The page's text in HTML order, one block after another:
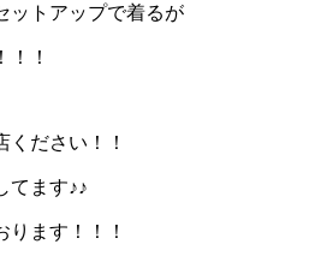
ットアップで着るが
！
ださい！！
てます♪♪
ります！！！